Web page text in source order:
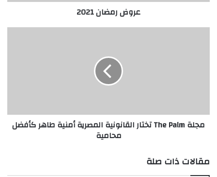
عروض رمضان 2021
كأفضل
محامية
مجلة The Palm تختار القانونية المصرية أمنية طاهر كأفضل
محامية
مقالات ذات صلة